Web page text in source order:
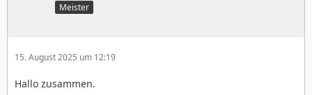
Meister
15. August 2025 um 12:19
Hallo zusammen.